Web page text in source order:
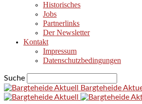
Historisches
Jobs
Partnerlinks
Der Newsletter
Kontakt
Impressum
Datenschutzbedingungen
Suche
Bargteheide